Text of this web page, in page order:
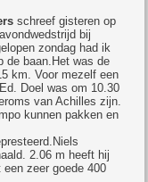
schreef gisteren op
bij
zondag had ik
de baan.Het was de
km. Voor mezelf een
Doel was om 10.30
van Achilles zijn.
kunnen pakken en
2.06 m heeft hij
zeer goede 400